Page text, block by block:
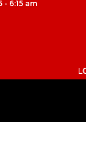
6:15 am
ATLACOMULCO